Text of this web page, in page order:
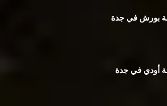
بورش في جدة
أودي في جدة